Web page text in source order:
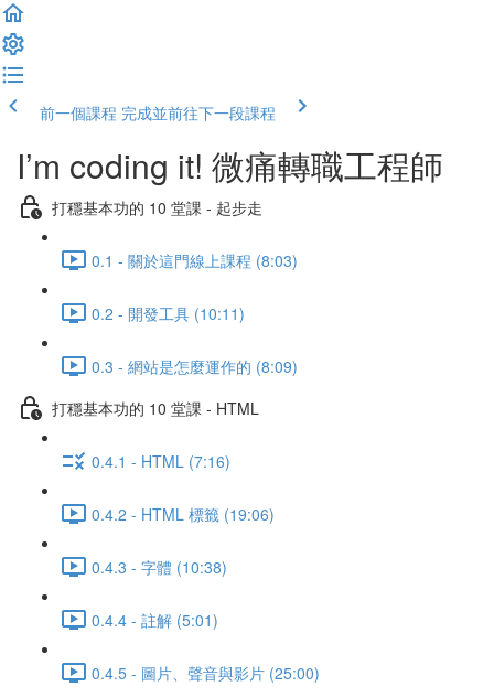
前一個課程 完成並前往下一段課程
I’m coding it! 微痛轉職工程師
打穩基本功的 10 堂課 - 起步走
0.1 - 關於這門線上課程 (8:03)
0.2 - 開發工具 (10:11)
0.3 - 網站是怎麼運作的 (8:09)
打穩基本功的 10 堂課 - HTML
0.4.1 - HTML (7:16)
0.4.2 - HTML 標籤 (19:06)
0.4.3 - 字體 (10:38)
0.4.4 - 註解 (5:01)
0.4.5 - 圖片、聲音與影片 (25:00)